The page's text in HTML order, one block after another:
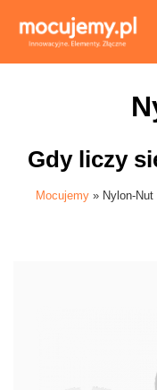
Gdy liczy
Mocujemy » Nylon-Nut